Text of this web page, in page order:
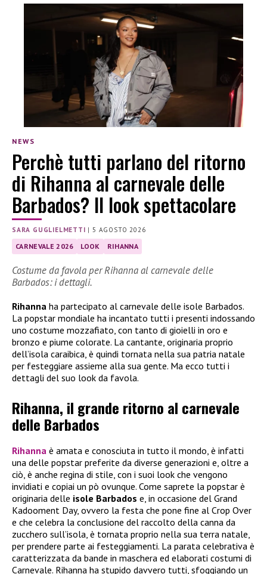
NEWS
Perchè tutti parlano del ritorno
di Rihanna al carnevale delle
Barbados? Il look spettacolare
SARA GUGLIELMETTI |5 AGOSTO 2026
CARNEVALE 2026 LOOK RIHANNA
Costume da favola per Rihanna al carnevale delle
Barbados: i dettagli.
Rihanna ha partecipato al carnevale delle isole Barbados.
La popstar mondiale ha incantato tutti i presenti indossando
uno costume mozzafiato, con tanto di gioielli in oro e
bronzo e piume colorate. La cantante, originaria proprio
dell’isola caraibica, è quindi tornata nella sua patria natale
per festeggiare assieme alla sua gente. Ma ecco tutti i
dettagli del suo look da favola.
Rihanna, il grande ritorno al carnevale
delle Barbados
Rihanna è amata e conosciuta in tutto il mondo, è infatti
una delle popstar preferite da diverse generazioni e, oltre a
ciò, è anche regina di stile, con i suoi look che vengono
invidiati e copiai un pò ovunque. Come saprete la popstar è
originaria delle isole Barbados e, in occasione del Grand
Kadooment Day, ovvero la festa che pone fine al Crop Over
e che celebra la conclusione del raccolto della canna da
zucchero sull’isola, è tornata proprio nella sua terra natale,
per prendere parte ai festeggiamenti. La parata celebrativa è
caratterizzata da bande in maschera ed elaborati costumi di
Carnevale. Rihanna ha stupido davvero tutti, sfoggiando un